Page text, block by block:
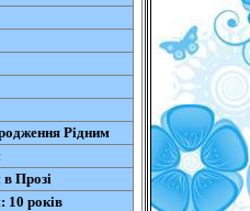
Рідним
Прозі
10 років